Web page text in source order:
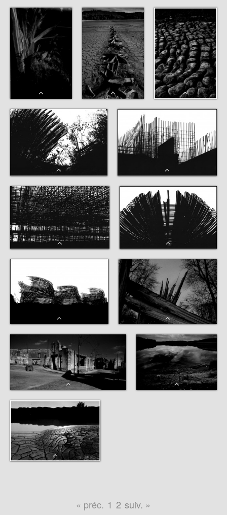
« préc. 1 2 suiv. »